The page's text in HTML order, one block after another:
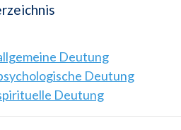
Deutung
Deutung
Deutung